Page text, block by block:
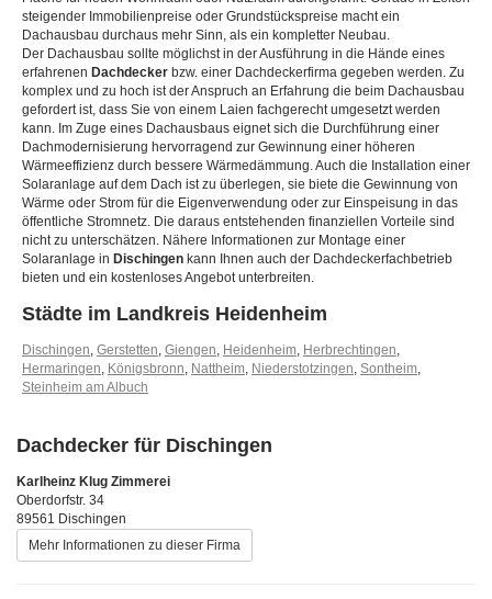
steigender Immobilienpreise oder Grundstückspreise macht ein
Dachausbau durchaus mehr Sinn, als ein kompletter Neubau.
Der Dachausbau sollte möglichst in der Ausführung in die Hände eines
erfahrenen Dachdecker bzw. einer Dachdeckerfirma gegeben werden. Zu
komplex und zu hoch ist der Anspruch an Erfahrung die beim Dachausbau
gefordert ist, dass Sie von einem Laien fachgerecht umgesetzt werden
kann. Im Zuge eines Dachausbaus eignet sich die Durchführung einer
Dachmodernisierung hervorragend zur Gewinnung einer höheren
Wärmeeffizienz durch bessere Wärmedämmung. Auch die Installation einer
Solaranlage auf dem Dach ist zu überlegen, sie biete die Gewinnung von
Wärme oder Strom für die Eigenverwendung oder zur Einspeisung in das
öffentliche Stromnetz. Die daraus entstehenden finanziellen Vorteile sind
nicht zu unterschätzen. Nähere Informationen zur Montage einer
Solaranlage in Dischingen kann Ihnen auch der Dachdeckerfachbetrieb
bieten und ein kostenloses Angebot unterbreiten.
Städte im Landkreis Heidenheim
Dischingen, Gerstetten, Giengen, Heidenheim, Herbrechtingen,
Hermaringen, Königsbronn, Nattheim, Niederstotzingen, Sontheim,
Steinheim am Albuch
Dachdecker für Dischingen
Karlheinz Klug Zimmerei
Oberdorfstr. 34
89561 Dischingen
Mehr Informationen zu dieser Firma